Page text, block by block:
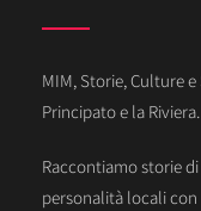
MIM, Storie, Culture
Principato e la Riviera.
Raccontiamo storie
personalità locali